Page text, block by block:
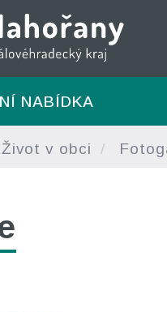
NABÍDKA
Život v obci